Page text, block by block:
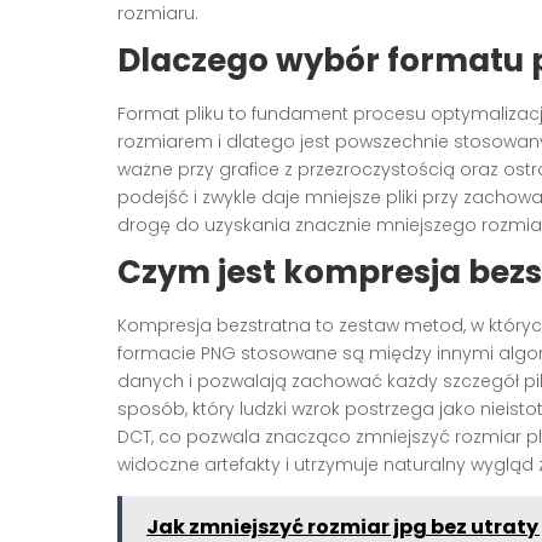
rozmiaru.
Dlaczego wybór formatu
Format pliku to fundament procesu
rozmiarem i dlatego jest powszechnie
ważne przy grafice z przezroczystością oraz
podejść i zwykle daje mniejsze pliki przy
drogę do uzyskania znacznie mniejszego
Czym jest kompresja
Kompresja bezstratna to zestaw metod, w
formacie PNG stosowane są między innymi
danych i pozwalają zachować każdy szczegół
sposób, który ludzki wzrok postrzega jako
DCT, co pozwala znacząco zmniejszyć rozmiar
widoczne artefakty i utrzymuje naturalny wygląd
Jak zmniejszyć rozmiar jpg bez